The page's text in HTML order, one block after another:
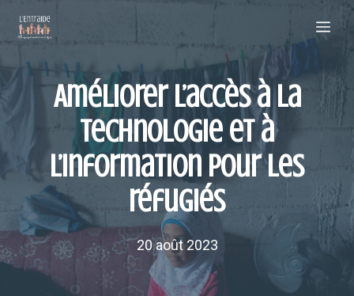
Améliorer l’accès à la
technologie et à
l’information pour les
réfugiés
20 août 2023